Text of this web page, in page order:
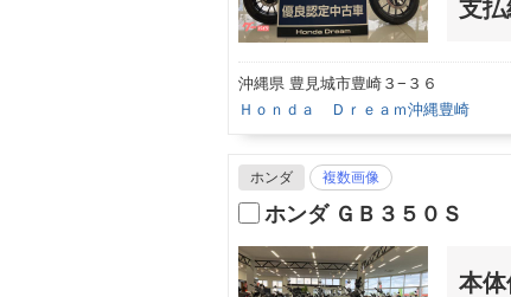
支
沖縄県 豊見城市豊崎３−３６
Ｈｏｎｄａ Ｄｒｅａｍ沖縄豊崎
ホンダ 複数画像
ホンダ ＧＢ３５０Ｓ
本